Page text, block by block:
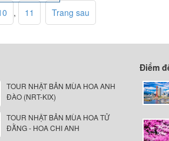
, 11
Trang sau
TOUR NHẬT BẢN MÙA HOA ANH
ĐÀO (NRT-KIX)
TOUR NHẬT BẢN MÙA HOA TỬ
ĐẰNG - HOA CHI ANH
Điểm